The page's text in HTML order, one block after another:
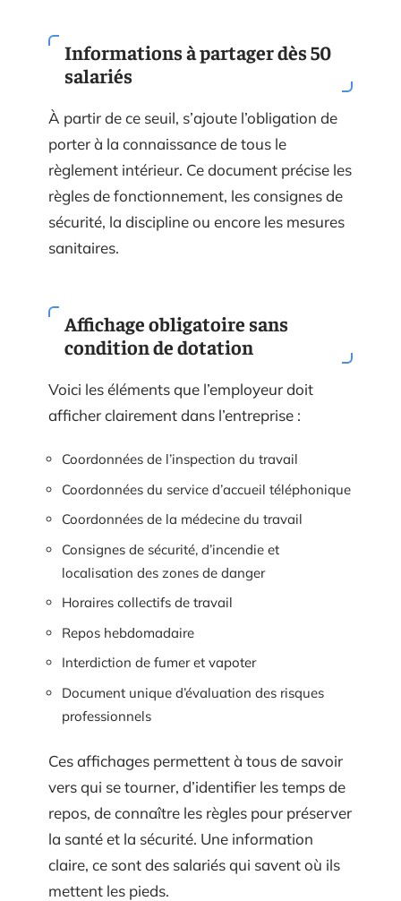
Informations à partager dès 50
salariés
À partir de ce seuil, s’ajoute l’obligation de
porter à la connaissance de tous le
règlement intérieur. Ce document précise les
règles de fonctionnement, les consignes de
sécurité, la discipline ou encore les mesures
sanitaires.
Affichage obligatoire sans
condition de dotation
Voici les éléments que l’employeur doit
afficher clairement dans l’entreprise :
Coordonnées de l’inspection du travail
Coordonnées du service d’accueil téléphonique
Coordonnées de la médecine du travail
Consignes de sécurité, d’incendie et
localisation des zones de danger
Horaires collectifs de travail
Repos hebdomadaire
Interdiction de fumer et vapoter
Document unique d’évaluation des risques
professionnels
Ces affichages permettent à tous de savoir
vers qui se tourner, d’identifier les temps de
repos, de connaître les règles pour préserver
la santé et la sécurité. Une information
claire, ce sont des salariés qui savent où ils
mettent les pieds.